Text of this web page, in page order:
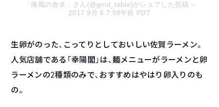
「痛風の食卓」さん(@gout_table)がシェアした投稿 –
2017 9月 6 7:58午前 PDT
生卵がのった、こってりとしておいしい佐賀ラーメン。
人気店舗である「幸陽閣」は、麺メニューがラーメンと卵
ラーメンの2種類のみで、おすすめはやはり卵入りのも
の。